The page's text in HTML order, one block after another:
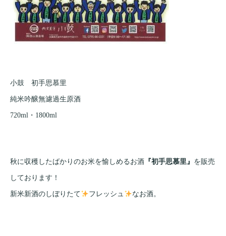
小鼓 初手思慕里
純米吟醸無濾過生原酒
720ml・1800ml
秋に収穫したばかりのお米を愉しめるお酒 『初手思慕里』 を販売
しております！
新米新酒のしぼりたて フレッシュ なお酒。